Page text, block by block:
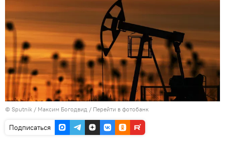
© Sputnik / Максим Богодвид / Перейти в фотобанк
Подписаться